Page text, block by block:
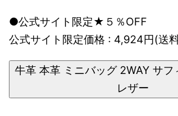
●公式サイト限定★５％OFF
公式サイト限定価格 : 4,924円(送
牛革 本革 ミニバッグ 2WAY サフ
レザー